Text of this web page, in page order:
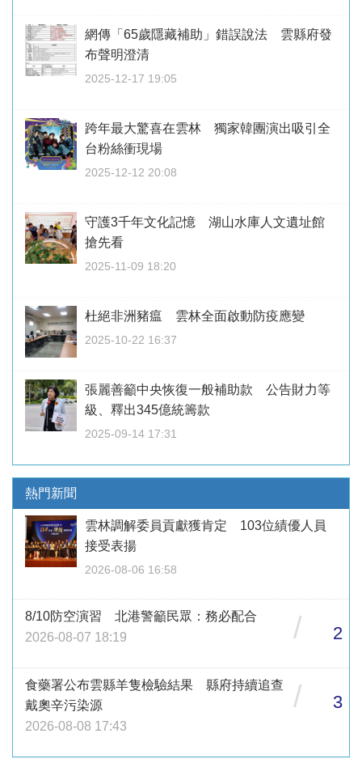
網傳「65歲隱藏補助」錯誤說法 雲縣府發
布聲明澄清
2025-12-17 19:05
跨年最大驚喜在雲林 獨家韓團演出吸引全
台粉絲衝現場
2025-12-12 20:08
守護3千年文化記憶 湖山水庫人文遺址館
搶先看
2025-11-09 18:20
杜絕非洲豬瘟 雲林全面啟動防疫應變
2025-10-22 16:37
張麗善籲中央恢復一般補助款 公告財力等
級、釋出345億統籌款
2025-09-14 17:31
熱門新聞
雲林調解委員貢獻獲肯定 103位績優人員
接受表揚
2026-08-06 16:58
8/10防空演習 北港警籲民眾：務必配合
2026-08-07 18:19
/ 2
食藥署公布雲縣羊隻檢驗結果 縣府持續追查
戴奧辛污染源
2026-08-08 17:43
/ 3